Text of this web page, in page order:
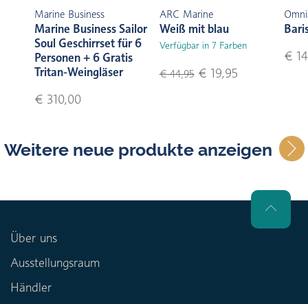
Marine Business
Marine Business Sailor
Soul Geschirrset für 6
Personen + 6 Gratis
Tritan-Weingläser
€ 310,00
ARC Marine
Weiß mit blau
Verfügbar in 7 Farben
€ 44,95€ 19,95
€
Weitere neue produkte anzeigen
Über uns
Ausstellungsraum
Händler